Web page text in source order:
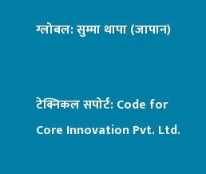
ग्लोबल: सुम्मा थापा (जापान)
टेक्निकल सपोर्ट:Code for
Core Innovation Pvt. Ltd.